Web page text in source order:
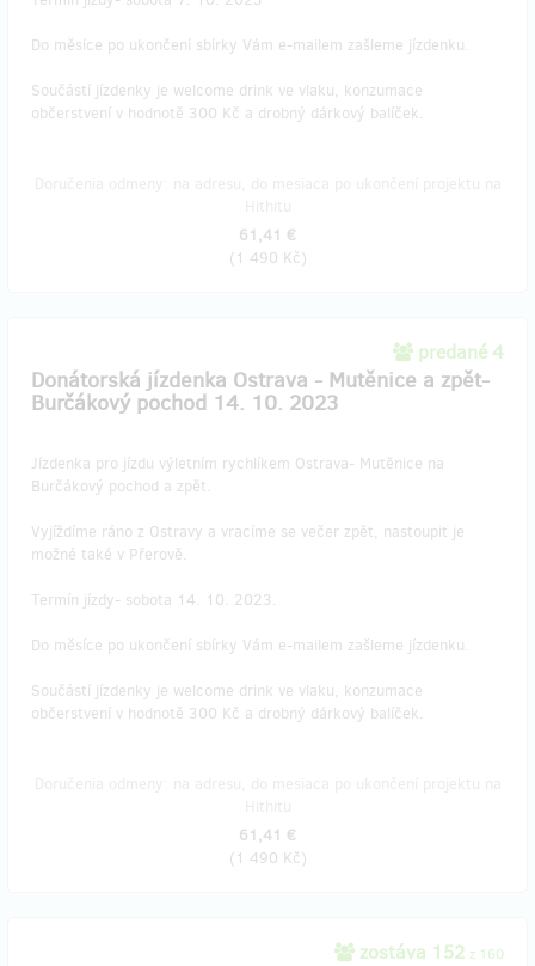
Do měsíce po ukončení sbírky Vám e-mailem zašleme jízdenku.
Součástí jízdenky je welcome drink ve vlaku, konzumace
občerstvení v hodnotě 300 Kč a drobný dárkový balíček.
61,41 €
(1 490 Kč)
predané 4
Donátorská jízdenka Ostrava - Mutěnice a zpět-
Burčákový pochod 14. 10. 2023
Jízdenka pro jízdu výletním rychlíkem Ostrava- Mutěnice na
Burčákový pochod a zpět.
Vyjíždíme ráno z Ostravy a vracíme se večer zpět, nastoupit je
možné také v Přerově.
Termín jízdy- sobota 14. 10. 2023.
Do měsíce po ukončení sbírky Vám e-mailem zašleme jízdenku.
Součástí jízdenky je welcome drink ve vlaku, konzumace
občerstvení v hodnotě 300 Kč a drobný dárkový balíček.
61,41 €
(1 490 Kč)
zostáva 152 z 160